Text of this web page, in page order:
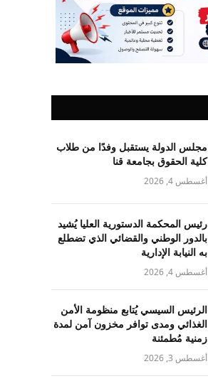
مجلس الدولة يستقبل وفدًا من طلاب
كلية الحقوق بجامعة قنا
أغسطس 4, 2026
رئيس المحكمة الدستورية العليا يُشيد
بالدور الوطني والقضائي الذي تضطلع
به النيابة الإدارية
أغسطس 4, 2026
الرئيس السيسي يُتابع منظومة الأمن
الغذائي ومدى توافر مخزون آمن لمدة
زمنية مُطمئنة
أغسطس 3, 2026